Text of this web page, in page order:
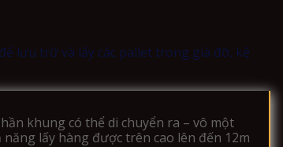
lưu trữ và lấy các pallet trong giá đỡ, kệ
khung có thể di chuyển ra – vô một
lấy hàng được trên cao lên đến 12m